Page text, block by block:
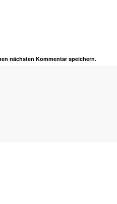
nächsten Kommentar speichern.